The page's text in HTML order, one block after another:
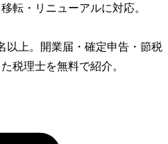
転・リニューアルに対応。
以上。開業届・確定申告・節税
税理士を無料で紹介。